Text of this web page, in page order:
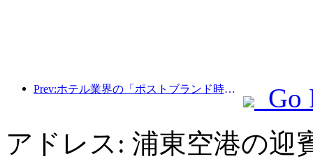
Prev:ホテル業界の「ポストブランド時代」：規模拡大から効率化へ
Go
アドレス: 浦東空港の迎